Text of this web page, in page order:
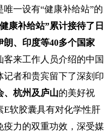
一设有“健康补给站”的
康补给站”累计接待了日
、印度等40多个国家
客来工作人员介绍的中国
记者和贵宾留下了深刻印
、杭州及庐山的美好祝
E软胶囊具有对化学性肝
力的双重功效，深受媒